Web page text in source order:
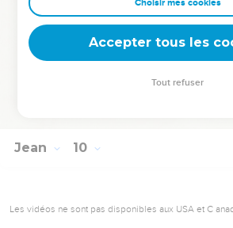
Si vous étiez vraiment des aveugles,
ne seriez pas coupables. Mais
prétendez y voir clair, votre culpabilité
Jean 10
Les vidéos ne sont pas disponibles aux USA et C
Choisir mes cookies
Accepter tous les
Tout refuser